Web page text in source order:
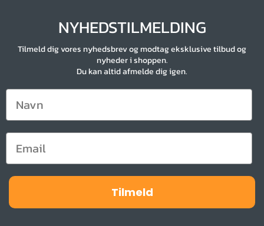
NYHEDSTILMELDING
Tilmeld dig vores nyhedsbrev og modtag eksklusive tilbud og
nyheder i shoppen.
Du kan altid afmelde dig igen.
Tilmeld